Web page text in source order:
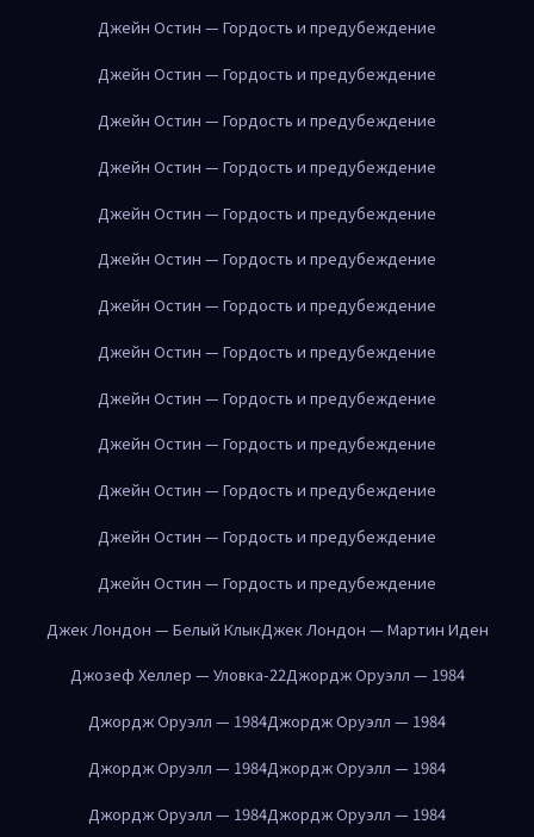
Джейн Остин — Гордость и предубеждение
Джейн Остин — Гордость и предубеждение
Джейн Остин — Гордость и предубеждение
Джейн Остин — Гордость и предубеждение
Джейн Остин — Гордость и предубеждение
Джейн Остин — Гордость и предубеждение
Джейн Остин — Гордость и предубеждение
Джейн Остин — Гордость и предубеждение
Джейн Остин — Гордость и предубеждение
Джейн Остин — Гордость и предубеждение
Джейн Остин — Гордость и предубеждение
Джейн Остин — Гордость и предубеждение
Джейн Остин — Гордость и предубеждение
Джек Лондон — Белый КлыкДжек Лондон — Мартин Иден
Джозеф Хеллер — Уловка-22Джордж Оруэлл — 1984
Джордж Оруэлл — 1984Джордж Оруэлл — 1984
Джордж Оруэлл — 1984Джордж Оруэлл — 1984
Джордж Оруэлл — 1984Джордж Оруэлл — 1984